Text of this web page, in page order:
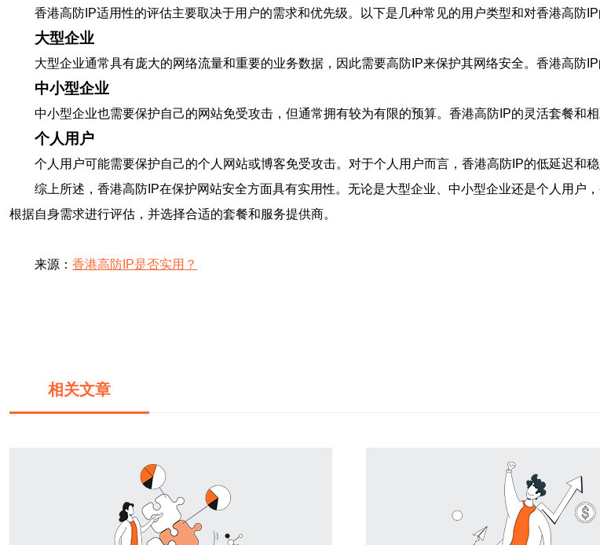
香港高防IP适用性的评估主要取决于用户的需求和优先级。以下是几种常见的用户类型和对香港高防IP
大型企业
大型企业通常具有庞大的网络流量和重要的业务数据，因此需要高防IP来保护其网络安全。香港高防
中小型企业
中小型企业也需要保护自己的网站免受攻击，但通常拥有较为有限的预算。香港高防IP的灵活套餐和
个人用户
个人用户可能需要保护自己的个人网站或博客免受攻击。对于个人用户而言，香港高防IP的低延迟和稳
综上所述，香港高防IP在保护网站安全方面具有实用性。无论是大型企业、中小型企业还是个人用户
根据自身需求进行评估，并选择合适的套餐和服务提供商。
来源： 香港高防IP是否实用？
相关文章